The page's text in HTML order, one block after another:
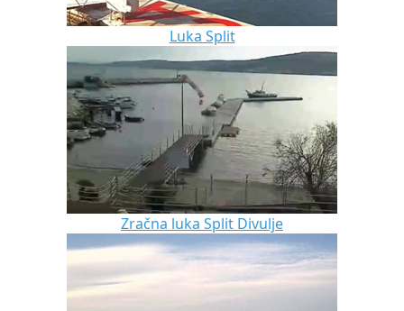
Luka Split
Zračna luka Split Divulje